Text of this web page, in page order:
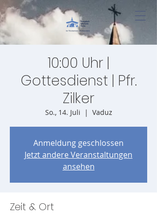
10:00 Uhr |
Gottesdienst | Pfr.
Zilker
So., 14. Juli
  |
Vaduz
Anmeldung geschlossen
Jetzt andere Veranstaltungen
ansehen
Zeit & Ort